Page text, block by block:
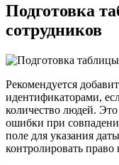
Подготовка
сотрудников
Рекомендуется
идентификаторами,
количество людей.
ошибки при
поле для указания
контролировать право